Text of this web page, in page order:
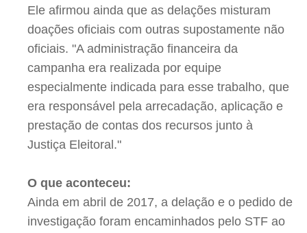
Ele afirmou ainda que as delações misturam
doações oficiais com outras supostamente não
oficiais. "A administração financeira da
campanha era realizada por equipe
especialmente indicada para esse trabalho, que
era responsável pela arrecadação, aplicação e
prestação de contas dos recursos junto à
Justiça Eleitoral."
O que aconteceu:
Ainda em abril de 2017, a delação e o pedido de
investigação foram encaminhados pelo STF ao